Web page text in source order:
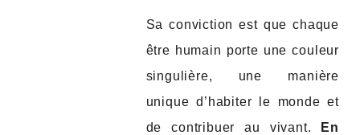
Sa conviction est que chaque
être humain porte une couleur
singulière, une manière
unique d’habiter le monde et
de contribuer au vivant.
En